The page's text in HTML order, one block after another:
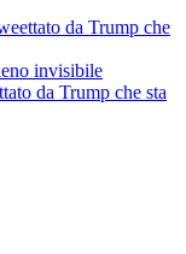
da Trump che
invisibile
da Trump che sta